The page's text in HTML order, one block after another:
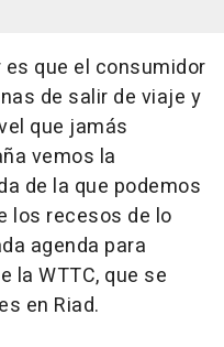
que el consumidor
de salir de viaje y
que jamás
vemos la
de la que podemos
los recesos de lo
agenda para
la WTTC, que se
en Riad.